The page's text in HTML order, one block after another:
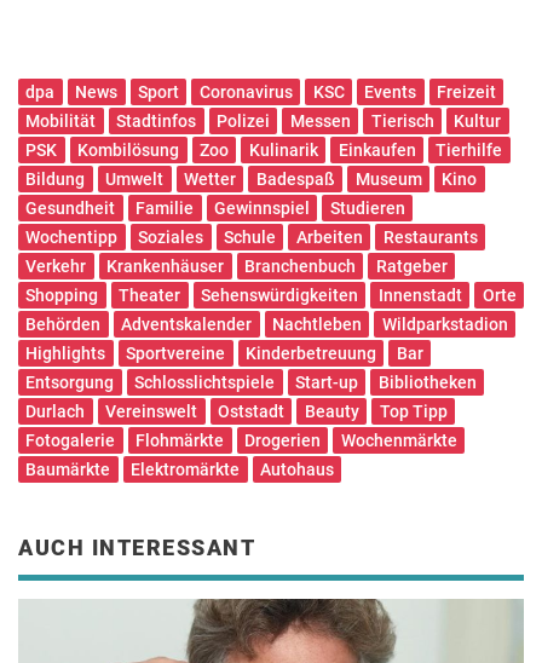
dpa News Sport Coronavirus KSC Events
Freizeit
Mobilität
Stadtinfos Polizei Messen Tierisch
Kultur
PSK
Kombilösung Zoo Kulinarik Einkaufen
Tierhilfe
Bildung
Umwelt Wetter Badespaß Museum
Kino
Gesundheit
Familie Gewinnspiel
Studieren
Wochentipp
Soziales Schule Arbeiten
Restaurants
Verkehr
Krankenhäuser Branchenbuch
Ratgeber
Shopping
Theater Sehenswürdigkeiten Innenstadt
Orte
Behörden
Adventskalender Nachtleben
Wildparkstadion
Highlights
Sportvereine Kinderbetreuung
Bar
Entsorgung
Schlosslichtspiele Start-up
Bibliotheken
Durlach
Vereinswelt Oststadt Beauty
Top Tipp
Fotogalerie
Flohmärkte Drogerien
Wochenmärkte
Baumärkte
Elektromärkte Autohaus
AUCH INTERESSANT